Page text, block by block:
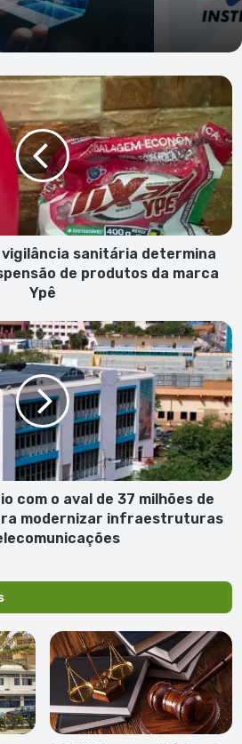
vigilância sanitária determina
de produtos da marca
Ypê
com o aval de 37 milhões de
modernizar infraestruturas